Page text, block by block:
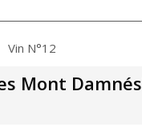
Vin N°12
Mont